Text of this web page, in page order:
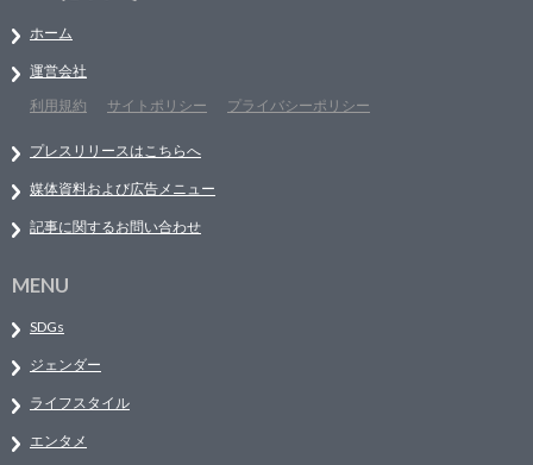
ホーム
運営会社
利用規約
サイトポリシー プライバシーポリシー
プレスリリースはこちらへ
媒体資料および広告メニュー
記事に関するお問い合わせ
MENU
SDGs
ジェンダー
ライフスタイル
エンタメ